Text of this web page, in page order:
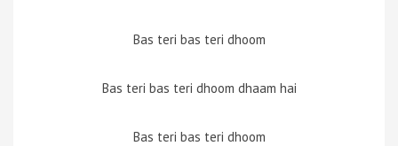
Bas teri bas teri dhoom
Bas teri bas teri dhoom dhaam hai
Bas teri bas teri dhoom